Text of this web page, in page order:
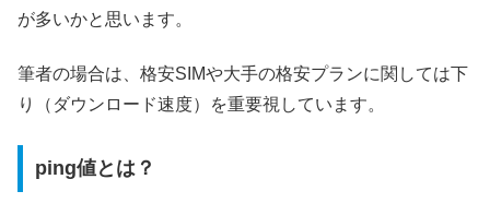
が多いかと思います。
筆者の場合は、格安SIMや大手の格安プランに関しては下
り（ダウンロード速度）を重要視しています。
ping値とは？